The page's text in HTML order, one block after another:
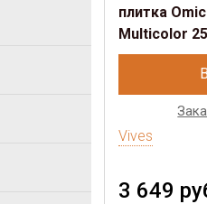
плитка
Multicolor
Vives
3 649